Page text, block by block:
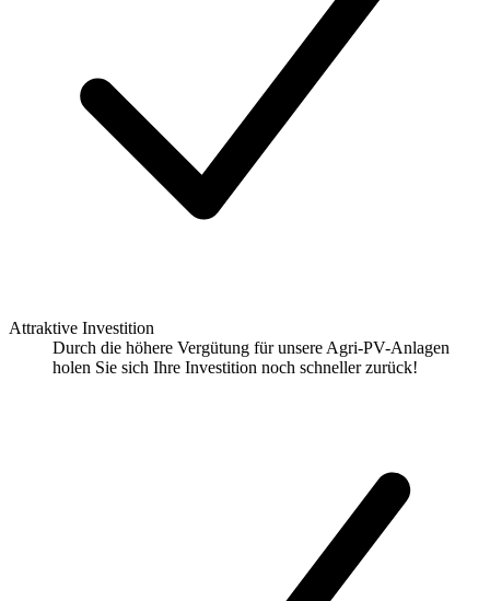
Attraktive Investition
Durch die höhere Vergütung für unsere Agri-PV-Anlagen
holen Sie sich Ihre Investition noch schneller zurück!